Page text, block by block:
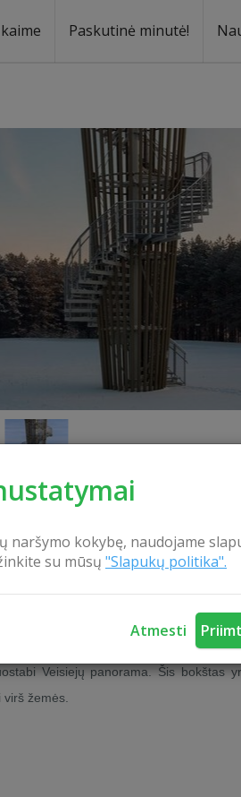
naršymo kokybę, naudojame
su mūsų "Slapukų politika".
Atmesti
Paskutinė minutė!
KONTAKTAI
dalyje. Iš 15 m aukščio apžvalgos
Veisiejų panorama. Šis bokštas
žemės.